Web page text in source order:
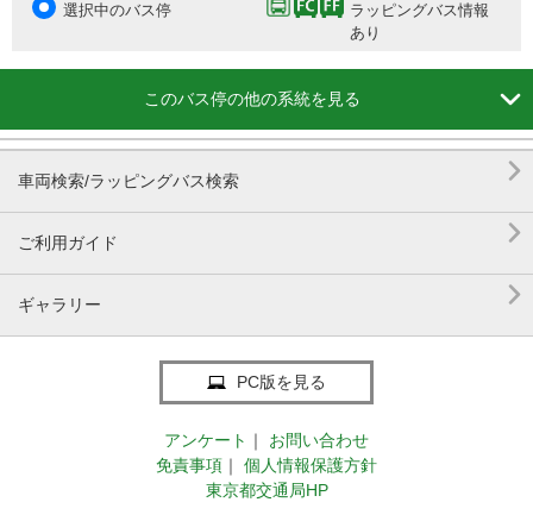
選択中のバス停
ラッピングバス情報
あり
このバス停の他の系統を見る 
車両検索/ラッピングバス検索 
ご利用ガイド 
ギャラリー 
PC版を見る
アンケート ｜
お問い合わせ
免責事項 ｜
個人情報保護方針
東京都交通局HP